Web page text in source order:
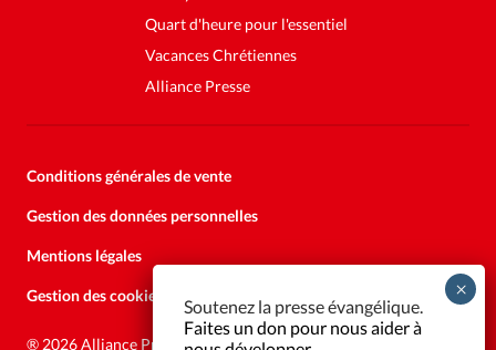
Quart d'heure pour l'essentiel
Vacances Chrétiennes
Alliance Presse
Conditions générales de vente
Gestion des données personnelles
Mentions légales
Gestion des cookies
® 2026 Alliance Presse
Soutenez la presse évangélique.
Faites un don pour nous aider à